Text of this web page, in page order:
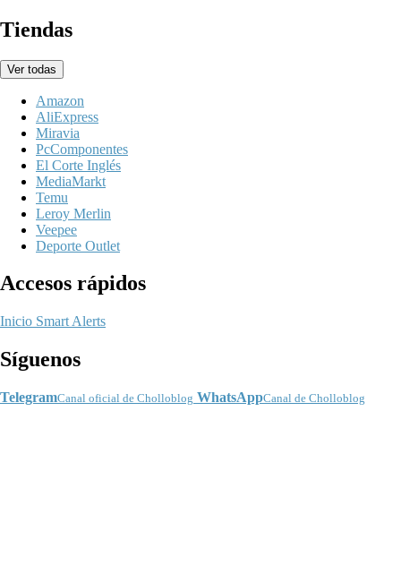
Tiendas
Ver todas
Amazon
AliExpress
Miravia
PcComponentes
El Corte Inglés
MediaMarkt
Temu
Leroy Merlin
Veepee
Deporte Outlet
Accesos rápidos
Inicio Smart Alerts
Síguenos
TelegramCanal oficial de Cholloblog WhatsAppCanal de Cholloblog